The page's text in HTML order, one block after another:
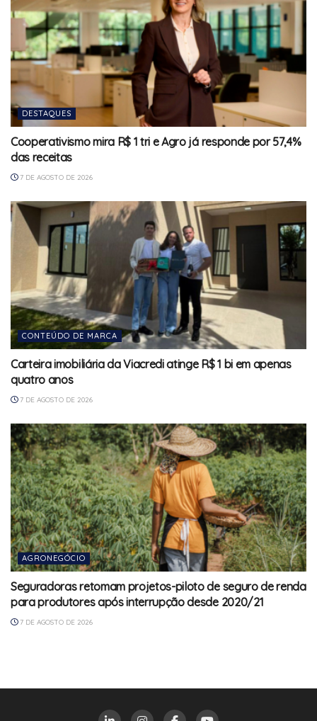
DESTAQUES
Cooperativismo mira R$ 1 tri e Agro já responde por 57,4%
das receitas
7 DE AGOSTO DE 2026
CONTEÚDO DE MARCA
Carteira imobiliária da Viacredi atinge R$ 1 bi em apenas
quatro anos
7 DE AGOSTO DE 2026
AGRONEGÓCIO
Seguradoras retomam projetos-piloto de seguro de renda
para produtores após interrupção desde 2020/21
7 DE AGOSTO DE 2026